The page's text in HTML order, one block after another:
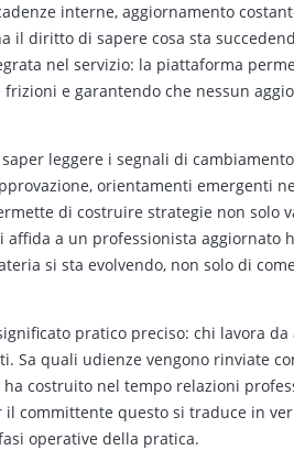
interne, aggiornamento
il diritto di sapere cosa sta
nel servizio: la piattaforma
e garantendo che nessun
leggere i segnali di
orientamenti emergenti
di costruire strategie non solo
a un professionista aggiornato
si sta evolvendo, non solo di
pratico preciso: chi lavora
Sa quali udienze vengono rinviate
costruito nel tempo relazioni
committente questo si traduce in
operative della pratica.